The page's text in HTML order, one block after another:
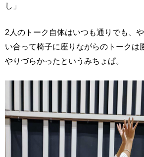
し」
2人のトーク自体はいつも通りでも、
い合って椅子に座りながらのトークは
やりづらかったというみちょぱ。